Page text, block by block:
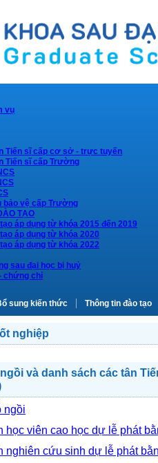
vụ
Tiến sĩ cấp cơ sở - trực tuyến
Tiến sĩ cấp Trường
bảo vệ cấp Trường
TẠO
áp dụng từ khóa 2015 đến 2019
áp dụng từ khóa 2020
áp dụng từ khóa 2022
sau đại học bị huỷ
chứng chỉ
sung kiến thức Thông tin đào tạo
nghiệp
và danh sách các tân
ngồi
học viên cao học dự lễ phát
nghiên cứu sinh dự lễ phát